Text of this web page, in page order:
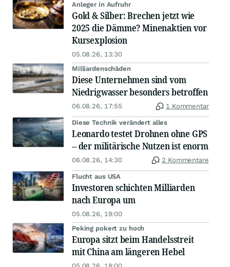
Anleger in Aufruhr
Gold & Silber: Brechen jetzt wie
2025 die Dämme? Minenaktien vor
Kursexplosion
05.08.26, 13:30
Milliardenschäden
Diese Unternehmen sind vom
Niedrigwasser besonders betroffen
06.08.26, 17:55 1 Kommentar
Diese Technik verändert alles
Leonardo testet Drohnen ohne GPS
– der militärische Nutzen ist enorm
06.08.26, 14:30 2 Kommentare
Flucht aus USA
Investoren schichten Milliarden
nach Europa um
05.08.26, 19:00
Peking pokert zu hoch
Europa sitzt beim Handelsstreit
mit China am längeren Hebel